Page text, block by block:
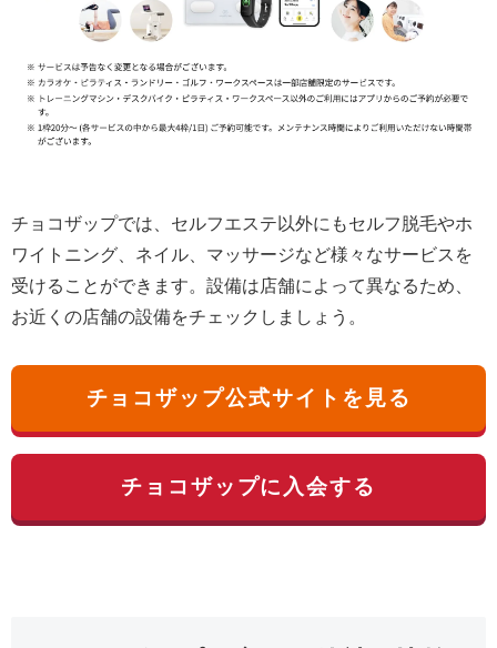
チョコザップでは、セルフエステ以外にもセルフ脱毛やホ
ワイトニング、ネイル、マッサージなど様々なサービスを
受けることができます。設備は店舗によって異なるため、
お近くの店舗の設備をチェックしましょう。
チョコザップ公式サイトを見る
チョコザップに入会する